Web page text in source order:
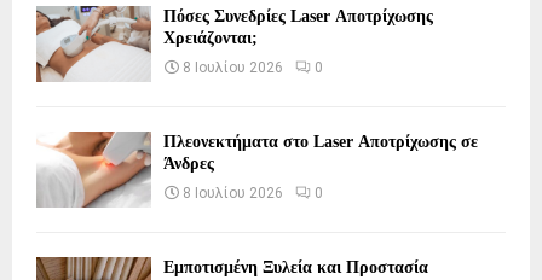
Πόσες Συνεδρίες Laser Αποτρίχωσης
Χρειάζονται;
8 Ιουλίου 2026 0
Πλεονεκτήματα στο Laser Αποτρίχωσης σε
Άνδρες
8 Ιουλίου 2026 0
Εμποτισμένη Ξυλεία και Προστασία